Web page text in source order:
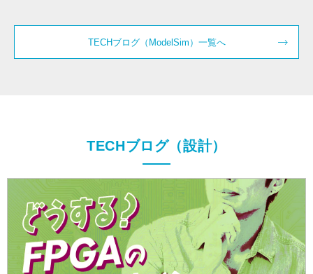
TECHブログ（ModelSim）一覧へ
TECHブログ（設計）